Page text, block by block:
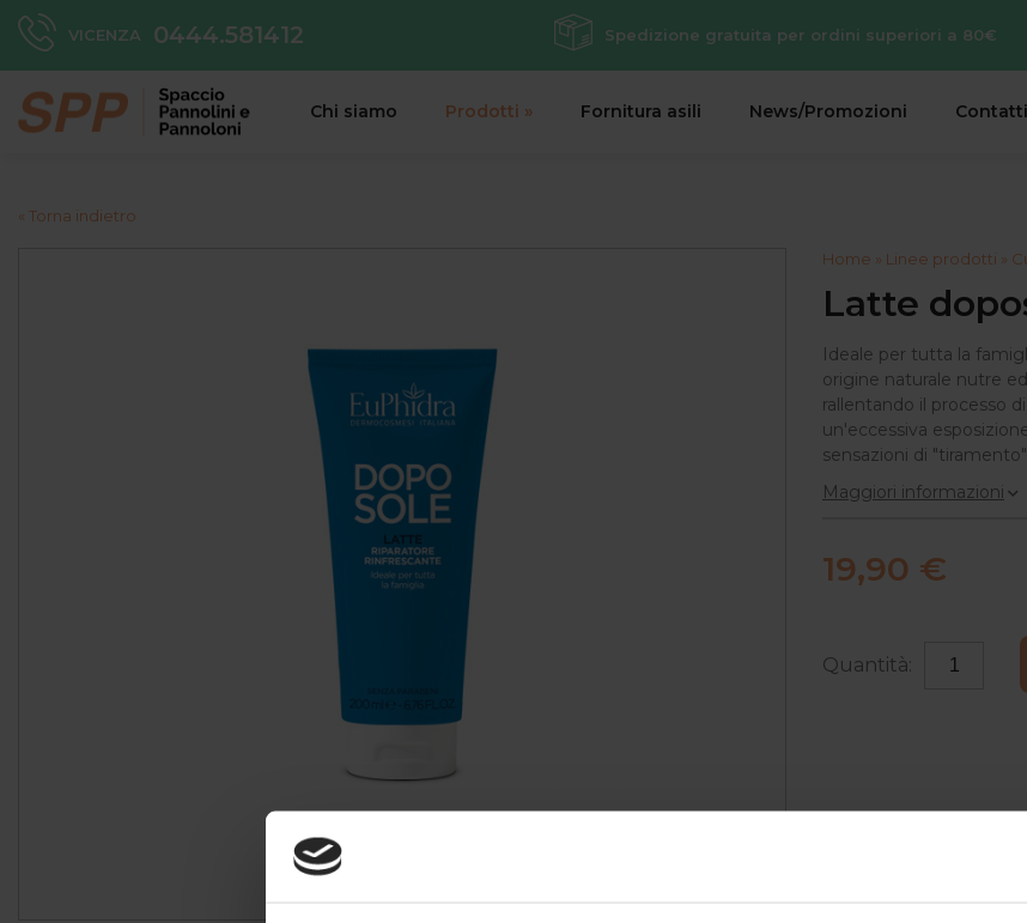
VICENZA 0444.581412 Spedizione gratuita per ordini superiori a 80€
Chi siamo Prodotti » Fornitura asili News/Promozioni Contatti
« Torna indietro
Home » Linee prodotti »
Latte
Ideale per tutta la
origine naturale nutre
rallentando il processo
un'eccessiva
sensazioni di
Maggiori informazioni
19,90 €
Quantità: